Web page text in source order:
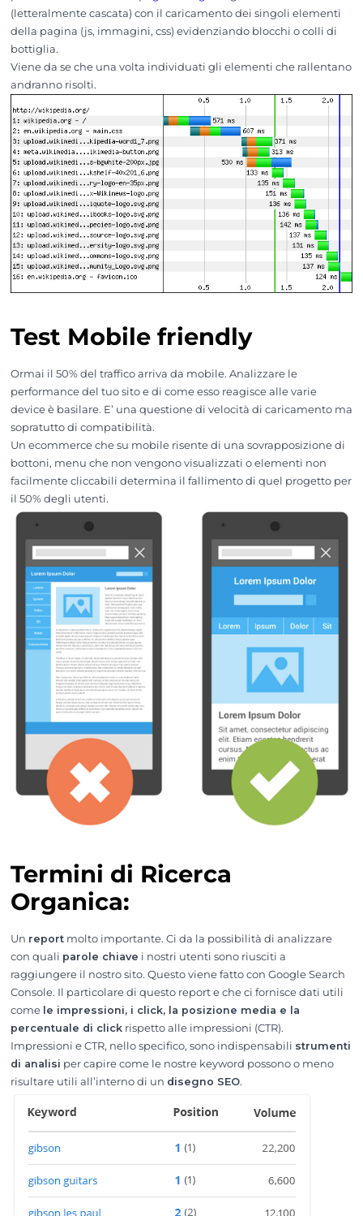
(letteralmente cascata) con il caricamento dei singoli elementi
della pagina (js, immagini, css) evidenziando blocchi o colli di
bottiglia.
Viene da se che una volta individuati gli elementi che rallentano
andranno risolti.
Test Mobile friendly
Ormai il 50% del traffico arriva da mobile. Analizzare le
performance del tuo sito e di come esso reagisce alle varie
device è basilare. E’ una questione di velocità di caricamento ma
sopratutto di compatibilità.
Un ecommerce che su mobile risente di una sovrapposizione di
bottoni, menu che non vengono visualizzati o elementi non
facilmente cliccabili determina il fallimento di quel progetto per
il 50% degli utenti.
Termini di Ricerca
Organica:
Un reportmolto importante. Ci da la possibilità di analizzare
con quali parole chiave i nostri utenti sono riusciti a
raggiungere il nostro sito. Questo viene fatto con Google Search
Console. Il particolare di questo report e che ci fornisce dati utili
come le impressioni, i click, la posizione media e la
percentuale di clickrispetto alle impressioni (CTR).
Impressioni e CTR, nello specifico, sono indispensabili strumenti
di analisi per capire come le nostre keyword possono o meno
risultare utili all’interno di un disegno SEO.